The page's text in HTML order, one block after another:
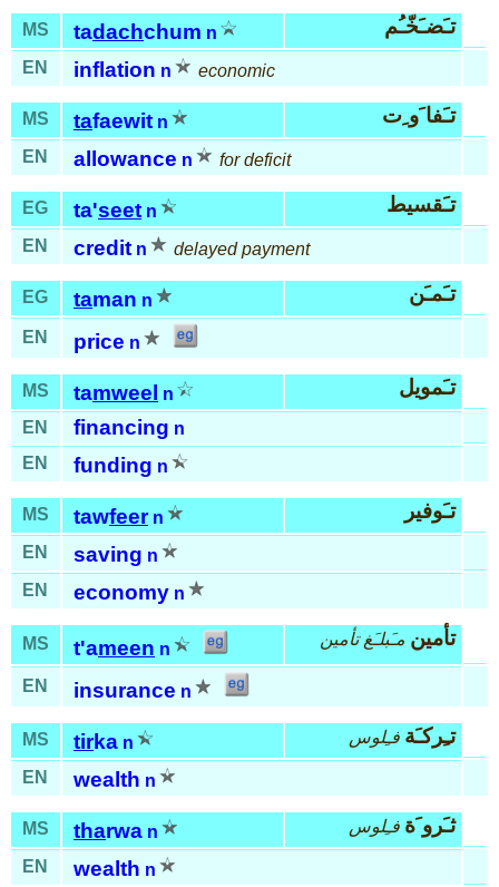
MS tadachchum n تـَضـَخّـُم
EN inflation n economic
MS tafaewit n تـَفا َو ِت
EN allowance n for deficit
EG ta'seet n تـَقسيط
EN credit n delayed payment
EG taman n تـَمـَن
EN price n
MS tamweel n تـَمويل
EN financing n
EN
funding n
MS tawfeer n تـَوفير
EN saving n
EN
economy n
MS t'ameen n تأمين مـَبلـَغ تأمين
EN insurance n
MS tirka n تـِركـَة فـِلوس
EN wealth n
MS tharwa n ثـَرو َة فـِلوس
EN wealth n